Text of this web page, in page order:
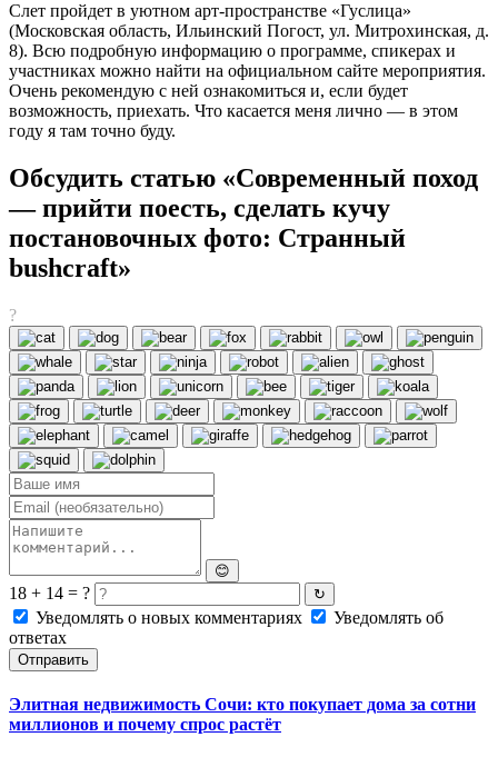
Слет пройдет в уютном арт-пространстве «Гуслица»
(Московская область, Ильинский Погост, ул. Митрохинская, д.
8). Всю подробную информацию о программе, спикерах и
участниках можно найти на официальном сайте мероприятия.
Очень рекомендую с ней ознакомиться и, если будет
возможность, приехать. Что касается меня лично — в этом
году я там точно буду.
Обсудить статью «Современный поход
— прийти поесть, сделать кучу
постановочных фото: Странный
bushcraft»
?
😊
18 + 14 = ? ↻
Уведомлять о новых комментариях
Уведомлять об
ответах
Отправить
Элитная недвижимость Сочи: кто покупает дома за сотни
миллионов и почему спрос растёт